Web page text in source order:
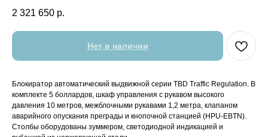
2 321 650 р.
Нет в наличии
Блокиратор автоматический выдвижной серии TBD Traffic Regulation. В
комплекте 5 боллардов, шкаф управления с рукавом высокого
давления 10 метров, межблочными рукавами 1,2 метра, клапаном
аварийного опускания преграды и кнопочной станцией (HPU-EBTN).
Столбы оборудованы зуммером, светодиодной индикацией и